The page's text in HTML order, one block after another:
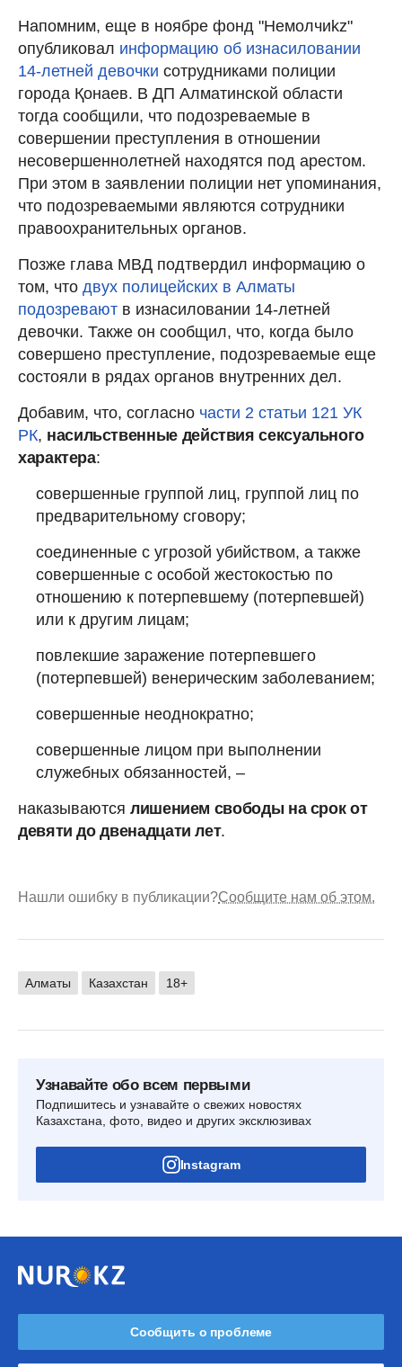
Напомним, еще в ноябре фонд "Немолчиkz"
опубликовал информацию об изнасиловании
14-летней девочки сотрудниками полиции
города Қонаев. В ДП Алматинской области
тогда сообщили, что подозреваемые в
совершении преступления в отношении
несовершеннолетней находятся под арестом.
При этом в заявлении полиции нет упоминания,
что подозреваемыми являются сотрудники
правоохранительных органов.
Позже глава МВД подтвердил информацию о
том, что двух полицейских в Алматы
подозревают в изнасиловании 14-летней
девочки. Также он сообщил, что, когда было
совершено преступление, подозреваемые еще
состояли в рядах органов внутренних дел.
Добавим, что, согласно части 2 статьи 121 УК
РК, насильственные действия сексуального
характера:
совершенные группой лиц, группой лиц по
предварительному сговору;
соединенные с угрозой убийством, а также
совершенные с особой жестокостью по
отношению к потерпевшему (потерпевшей)
или к другим лицам;
повлекшие заражение потерпевшего
(потерпевшей) венерическим заболеванием;
совершенные неоднократно;
совершенные лицом при выполнении
служебных обязанностей, –
наказываются лишением свободы на срок от
девяти до двенадцати лет.
Нашли ошибку в публикации?Сообщите нам об этом.
Алматы Казахстан 18+
Узнавайте обо всем первыми
Подпишитесь и узнавайте о свежих новостях
Казахстана, фото, видео и других эксклюзивах
Instagram
Сообщить о проблеме